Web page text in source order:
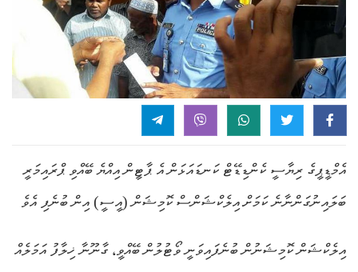
އެމްޑީޕީގެ ރިޔާސީ ކެންޑިޑޭޓް ކަނޑައަޅަން އެ ޕާޓީން އިއްޔެ ބޭއްވި ޕްރައިމަރީ
ބަލައިނުގަންނާނެ ކަމަށް އިލެކްޝަންސް ކޮމިޝަން (އީސީ) އިން ބުނެފި އެވެ
އިލެކްޝަން ކޮމިޝަނުން ބުނެފައިވަނީ ވޯޓުލުން ބޭއްވީ، ގާނޫނާ ޚިލާފު އަމަލެއް